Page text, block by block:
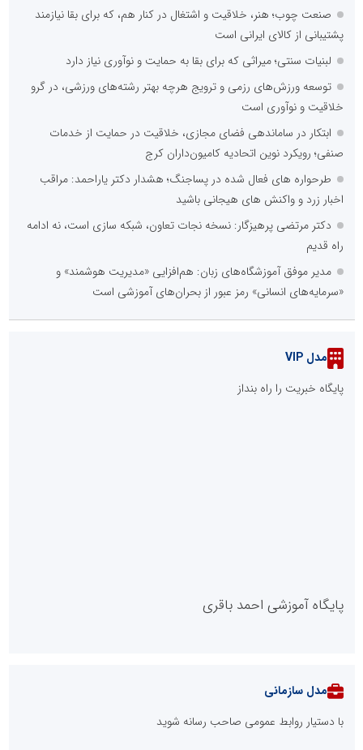
صنعت چوب؛ هنر، خلاقیت و اشتغال در کنار هم، که برای بقا نیازمند
پشتیبانی از کالای ایرانی است
لبنیات سنتی؛ میراثی که برای بقا به حمایت و نوآوری نیاز دارد
توسعه ورزش‌های رزمی و ترویج هرچه بهتر رشته‌های ورزشی، در گرو
خلاقیت و نوآوری است
ابتکار در ساماندهی فضای مجازی، خلاقیت در حمایت از خدمات
صنفی؛ رویکرد نوین اتحادیه کامیون‌داران کرج
طرحواره های فعال شده در پساجنگ؛ هشدار دکتر یاراحمد: مراقب
اخبار زرد و واکنش های هیجانی باشید
دکتر مرتضی پرهیزگار: نسخه نجات تعاون، شبکه سازی است، نه ادامه
راه قدیم
مدیر موفق آموزشگاه‌های زبان: هم‌افزایی «مدیریت هوشمند» و
«سرمایه‌های انسانی» رمز عبور از بحران‌های آموزشی است
مدل VIP
پایگاه خبریت را راه بنداز
پایگاه آموزشی احمد باقری
مدل سازمانی
با دستیار روابط عمومی صاحب رسانه شوید